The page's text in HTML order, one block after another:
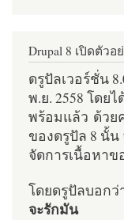
Drupal 8 เปิดตัวอ
ดรูปัลเวอร์ชั่น
พ.ย. 2558 โดย
พร้อมแล้ว ด้ว
ของดรูปัล 8 นั้น
จัดการเนื้อหา
โดยดรูปัลบอกว่
จะรักมัน